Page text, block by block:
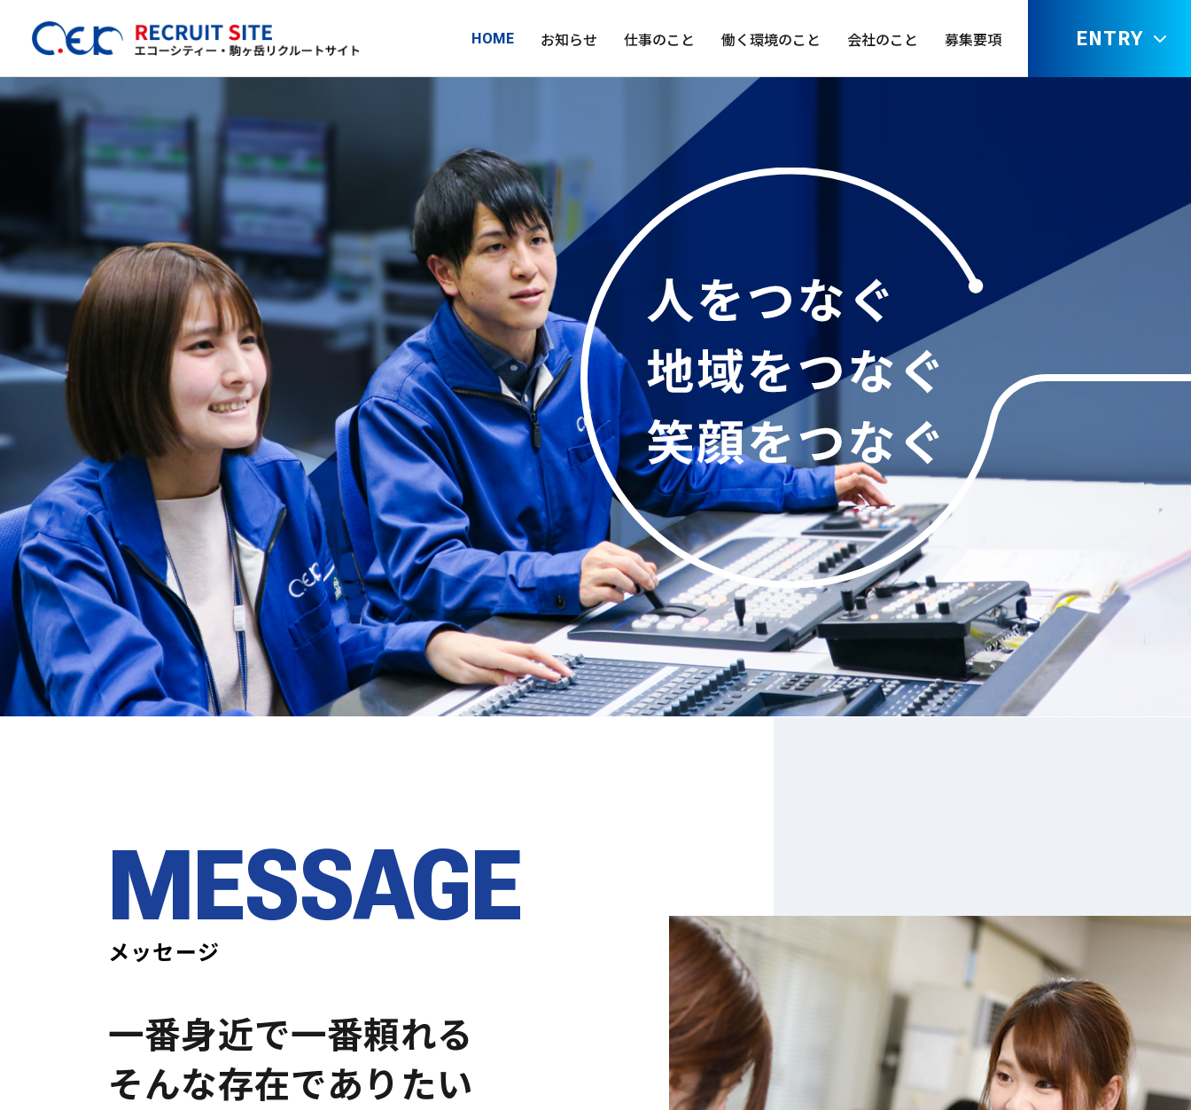
HOME お知らせ 仕事のこと 働く環境のこと 会社のこと 募集要項 ENTRY
MESSAGE
メッセージ
一番身近で一番頼れる
そんな存在でありたい